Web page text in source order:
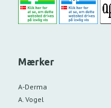
Mærker
A-Derma
A. Vogel